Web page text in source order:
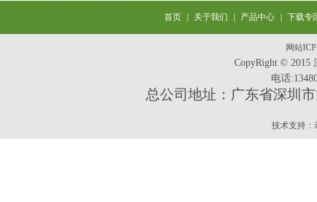
首页 关于我们 产品中心 下载专
网站
CopyRight © 2015
电话
总公司地址：广东省深圳
技术支持：